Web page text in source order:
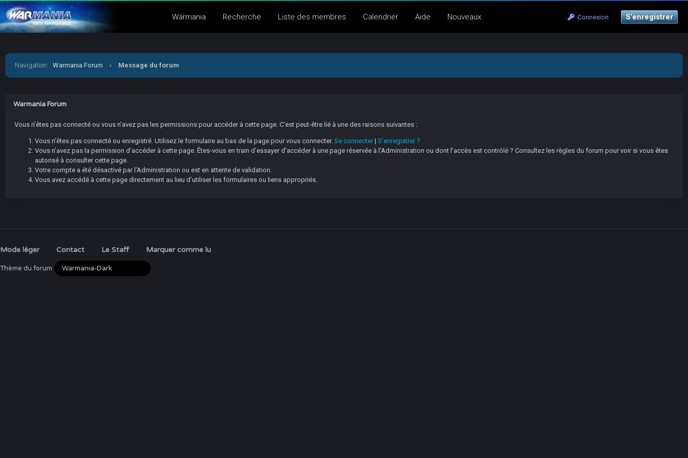
Connexion S’enregistrer
Warmania Recherche Liste des membres Calendrier Aide Nouveaux
Navigation: Warmania Forum › Message du forum
Warmania Forum
Vous n’êtes pas connecté ou vous n’avez pas les permissions pour accéder à cette page. C’est peut-être lié à une des raisons suivantes :
Vous n’êtes pas connecté ou enregistré. Utilisez le formulaire au bas de la page pour vous connecter. Se connecter| S’enregistrer ?
Vous n’avez pas la permission d’accéder à cette page. Êtes-vous en train d’essayer d’accéder à une page réservée à l’Administration ou dont l’accès est contrôlé ? Consultez les règles du forum pour voir si vous êtes
autorisé à consulter cette page.
Votre compte a été désactivé par l’Administration ou est en attente de validation.
Vous avez accédé à cette page directement au lieu d’utiliser les formulaires ou liens appropriés.
Mode léger Contact Le Staff Marquer comme lu
Thème du forum